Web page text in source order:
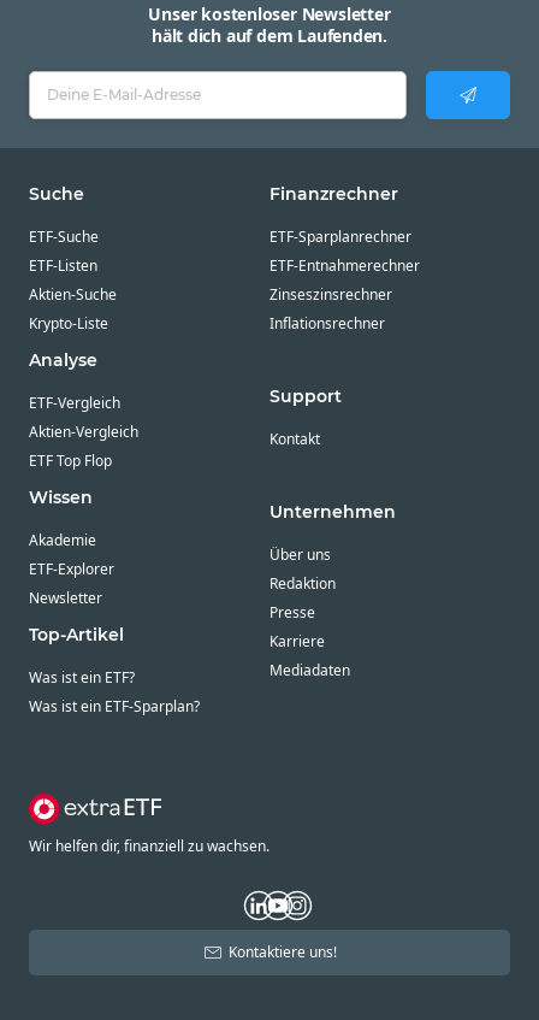
Unser kostenloser Newsletter
hält dich auf dem Laufenden.
Suche
ETF-Suche
ETF-Listen
Aktien-Suche
Krypto-Liste
Analyse
ETF-Vergleich
Aktien-Vergleich
ETF Top Flop
Wissen
Akademie
ETF-Explorer
Newsletter
Top-Artikel
Was ist ein ETF?
Was ist ein ETF-Sparplan?
Finanzrechner
ETF-Sparplanrechner
ETF-Entnahmerechner
Zinseszinsrechner
Inflationsrechner
Support
Kontakt
Unternehmen
Über uns
Redaktion
Presse
Karriere
Mediadaten
Wir helfen dir, finanziell zu wachsen.
Kontaktiere uns!